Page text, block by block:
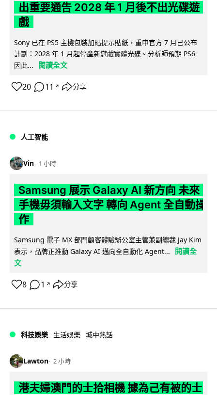
出重要通告 2028 年 1 月後不出光碟遊
戲
Sony 已在 PS5 主機包裝加貼提示貼紙，重申官方 7 月已公布
計劃：2028 年 1 月起停產新遊戲實體光碟。分析師預期 PS6
因此...
閱讀全文
20 11 ↗ 分享
人工智能
Vin 1 小時
Samsung 展示 Galaxy AI 新方向 未來
手機毋須輸入文字 轉向 Agent 全自動操
作
Samsung 電子 MX 部門顧客體驗辦公室主管兼副總裁 Jay Kim
表示，品牌正推動 Galaxy AI 邁向全自動化 Agent...
閱讀全
文
8 1 ↗ 分享
科技娛樂 生活娛樂 城中熱話
Lawton 2 小時
港夫婦澳門的士拾相機 據為己有被的士